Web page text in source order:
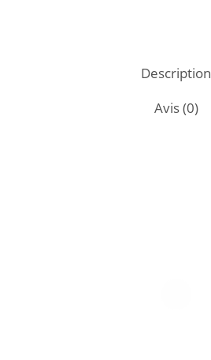
Description
Avis (0)